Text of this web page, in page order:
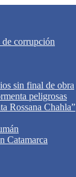
de corrupción
sin final de obra
peligrosas
Rossana Chahla”
Catamarca